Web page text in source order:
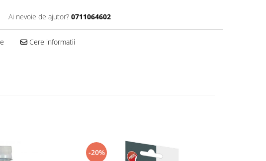
Ai nevoie de ajutor? 0711064602
Cere informatii
-20%